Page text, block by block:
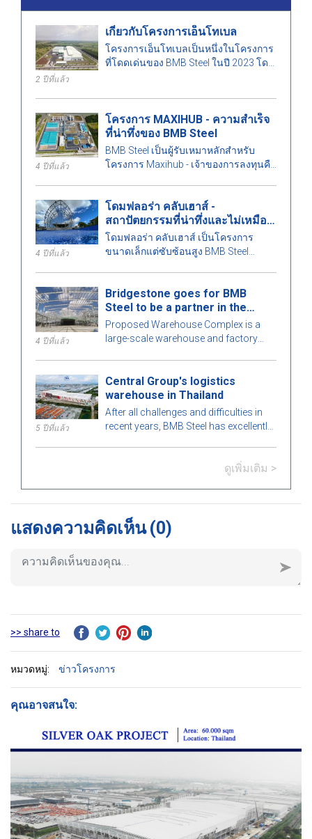
2 ปีที่แล้ว
เกี่ยวกับโครงการเอ็นโทเบล
โครงการเอ็นโทเบลเป็นหนึ่งในโครงการ
ที่โดดเด่นของ BMB Steel ในปี 2023 โดย
4 ปีที่แล้ว
โครงการ MAXIHUB - ความสำเร็จ
ที่น่าทึ่งของ BMB Steel
BMB Steel เป็นผู้รับเหมาหลักสำหรับ
โครงการ Maxihub - เจ้าของการลงทุนคือ
4 ปีที่แล้ว
โดมฟลอร่า คลับเฮาส์ -
สถาปัตยกรรมที่น่าทึ่งและไม่เหมือน
ใคร
โดมฟลอร่า คลับเฮาส์ เป็นโครงการ
ขนาดเล็กแต่ซับซ้อนสูง BMB Steel
สมบูรณ์แบบสูงสุด มาดูกันว่ามีอะไรน่า
สนใจในอาคารเหล็กสำเร็จรูปนี้กับ BMB
Steel ในบทความด้านล่าง!
4 ปีที่แล้ว
Bridgestone goes for BMB
Steel to be a partner in the
Warehouse Complex project
Proposed Warehouse Complex is a
large-scale warehouse and factory
5 ปีที่แล้ว
Central Group's logistics
warehouse in Thailand
After all challenges and difficulties in
recent years, BMB Steel has excellently
ดูเพิ่มเติม >
แสดงความคิดเห็น (0)
>> share to
หมวดหมู่: ข่าวโครงการ
คุณอาจสนใจ: